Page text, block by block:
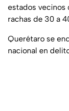
estados vecinos
rachas de 30 a
Querétaro se
nacional en